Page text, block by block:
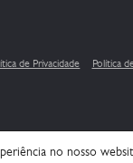
de Privacidade Política
Todos os direitos
no nosso